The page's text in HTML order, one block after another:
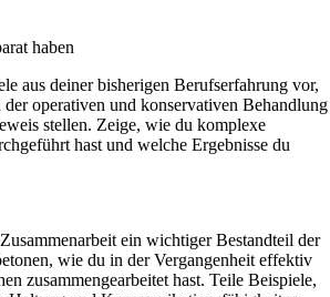
haben
aus deiner bisherigen Berufserfahrung vor,
operativen und konservativen Behandlung
stellen. Zeige, wie du komplexe
hast und welche Ergebnisse du
ein wichtiger Bestandteil der
wie du in der Vergangenheit effektiv
zusammengearbeitet hast. Teile Beispiele,